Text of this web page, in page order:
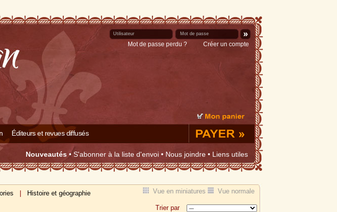
Mot de passe perdu ? Créer un compte
Éditeurs et revues diffusés
Nouveautés•S'abonner à la liste d'envoi• Nous joindre• Liens utiles
Histoire et géographie
Trier par
Vue en miniatures Vue normale